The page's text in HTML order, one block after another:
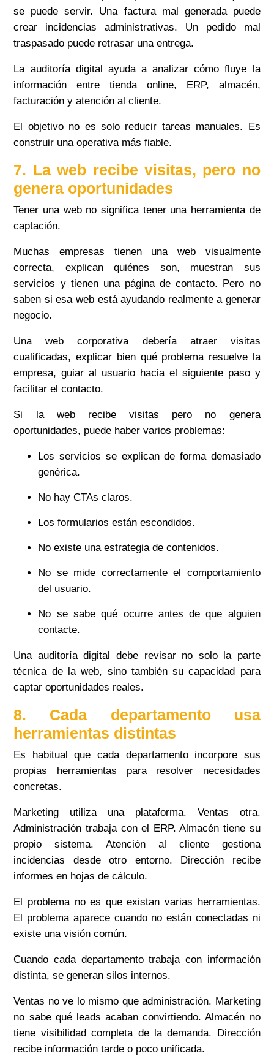
se puede servir. Una factura mal generada puede
crear incidencias administrativas. Un pedido mal
traspasado puede retrasar una entrega.
La auditoría digital ayuda a analizar cómo fluye la
información entre tienda online, ERP, almacén,
facturación y atención al cliente.
El objetivo no es solo reducir tareas manuales. Es
construir una operativa más fiable.
7. La web recibe visitas, pero no
genera oportunidades
Tener una web no significa tener una herramienta de
captación.
Muchas empresas tienen una web visualmente
correcta, explican quiénes son, muestran sus
servicios y tienen una página de contacto. Pero no
saben si esa web está ayudando realmente a generar
negocio.
Una web corporativa debería atraer visitas
cualificadas, explicar bien qué problema resuelve la
empresa, guiar al usuario hacia el siguiente paso y
facilitar el contacto.
Si la web recibe visitas pero no genera
oportunidades, puede haber varios problemas:
Los servicios se explican de forma demasiado
genérica.
No hay CTAs claros.
Los formularios están escondidos.
No existe una estrategia de contenidos.
No se mide correctamente el comportamiento
del usuario.
No se sabe qué ocurre antes de que alguien
contacte.
Una auditoría digital debe revisar no solo la parte
técnica de la web, sino también su capacidad para
captar oportunidades reales.
8. Cada departamento usa
herramientas distintas
Es habitual que cada departamento incorpore sus
propias herramientas para resolver necesidades
concretas.
Marketing utiliza una plataforma. Ventas otra.
Administración trabaja con el ERP. Almacén tiene su
propio sistema. Atención al cliente gestiona
incidencias desde otro entorno. Dirección recibe
informes en hojas de cálculo.
El problema no es que existan varias herramientas.
El problema aparece cuando no están conectadas ni
existe una visión común.
Cuando cada departamento trabaja con información
distinta, se generan silos internos.
Ventas no ve lo mismo que administración. Marketing
no sabe qué leads acaban convirtiendo. Almacén no
tiene visibilidad completa de la demanda. Dirección
recibe información tarde o poco unificada.